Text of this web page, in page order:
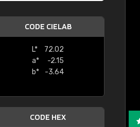
CODE CIELAB
L*
72.02
a*
-2.15
b*
-3.64
CODE HEX
pas de voir clairement quels
disponibles. Il y a plusieurs
Classic, Design, etc. On ne
qui est quoi. La livraison s'est
et le produit reçu me convient."